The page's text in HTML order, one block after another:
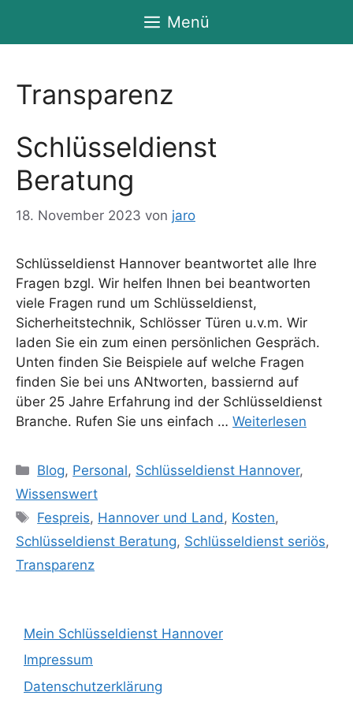
springen
Menü
Transparenz
Schlüsseldienst
Beratung
18. November 2023 von jaro
Schlüsseldienst Hannover beantwortet alle Ihre
Fragen bzgl. Wir helfen Ihnen bei beantworten
viele Fragen rund um Schlüsseldienst,
Sicherheitstechnik, Schlösser Türen u.v.m. Wir
laden Sie ein zum einen persönlichen Gespräch.
Unten finden Sie Beispiele auf welche Fragen
finden Sie bei uns ANtworten, bassiernd auf
über 25 Jahre Erfahrung ind der Schlüsseldienst
Branche. Rufen Sie uns einfach … Weiterlesen
Kategorien
Blog, Personal, Schlüsseldienst Hannover,
Wissenswert
Schlagwörter
Fespreis, Hannover und Land , Kosten,
Schlüsseldienst Beratung, Schlüsseldienst seriös,
Transparenz
Mein Schlüsseldienst Hannover
Impressum
Datenschutzerklärung